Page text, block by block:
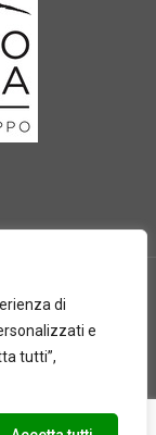
di
e
tutti”,Tutti i